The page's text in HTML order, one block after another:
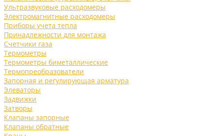
Ультразвуковые расходомеры
Электромагнитные расходомеры
Приборы учета тепла
Принадлежности для монтажа
Счетчики газа
Термометры
Термометры биметаллические
Термопреобразователи
Запорная и регулирующая арматура
Элеваторы
Задвижки
Затворы
Клапаны запорные
Клапаны обратные